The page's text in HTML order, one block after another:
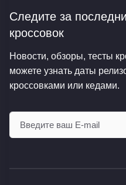
Следите за
кроссовок
Новости, обзоры, тесты
можете узнать даты
кроссовками или кедами.